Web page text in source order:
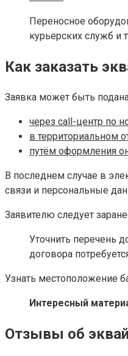
Переносное
курьерских служб и
Как заказать
Заявка может быть
через call-центр по
в территориальном
путём оформления
В последнем случае в
связи и персональные
Заявителю следует
Уточнить перечень
договора
Узнать местоположение
Интересный
Отзывы об